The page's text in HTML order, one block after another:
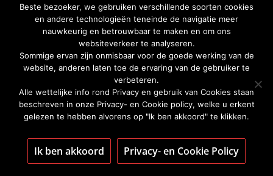
Beste bezoeker, we gebruiken verschillende soorten cookies
en andere technologieën teneinde de navigatie meer
nauwkeurig en betrouwbaar te maken en om ons
websiteverkeer te analyseren.
Sommige ervan zijn onmisbaar voor de goede werking van de
website, anderen laten toe de ervaring van de gebruiker te
verbeteren.
Alle wettelijke info rond Privacy en gebruik van Cookies staan
beschreven in onze Privacy- en Cookie policy, welke u erkent
gelezen te hebben alvorens op "Ik ben akkoord" te klikken.
Ik ben akkoord Privacy- en Cookie Policy